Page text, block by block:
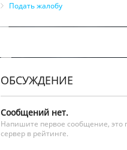
Подать жалобу
ОБСУЖДЕНИЕ
Сообщений нет.
Напишите первое сообщение, это
сервер в рейтинге.